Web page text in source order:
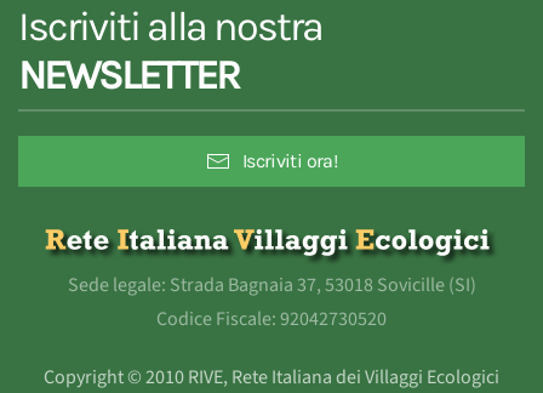
Iscriviti alla nostra
NEWSLETTER
Iscriviti ora!
Sede legale: Strada Bagnaia 37, 53018 Sovicille (SI)
Codice Fiscale: 92042730520
Copyright © 2010 RIVE, Rete Italiana dei Villaggi Ecologici